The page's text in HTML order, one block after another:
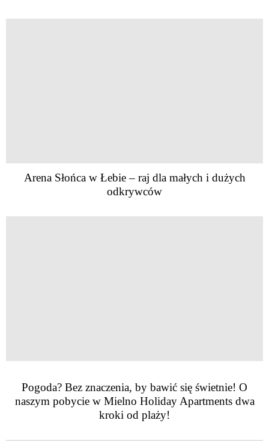
Arena Słońca w Łebie – raj dla małych i dużych
odkrywców
Pogoda? Bez znaczenia, by bawić się świetnie! O
naszym pobycie w Mielno Holiday Apartments dwa
kroki od plaży!